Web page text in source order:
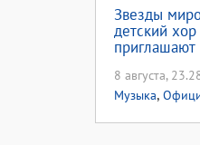
Звезды
детский
приглашают
8 августа,
Музыка,